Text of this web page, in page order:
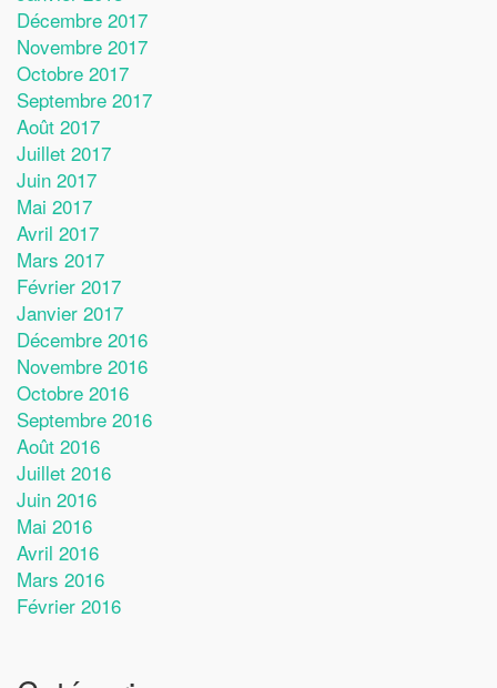
Décembre 2017
Novembre 2017
Octobre 2017
Septembre 2017
Août 2017
Juillet 2017
Juin 2017
Mai 2017
Avril 2017
Mars 2017
Février 2017
Janvier 2017
Décembre 2016
Novembre 2016
Octobre 2016
Septembre 2016
Août 2016
Juillet 2016
Juin 2016
Mai 2016
Avril 2016
Mars 2016
Février 2016